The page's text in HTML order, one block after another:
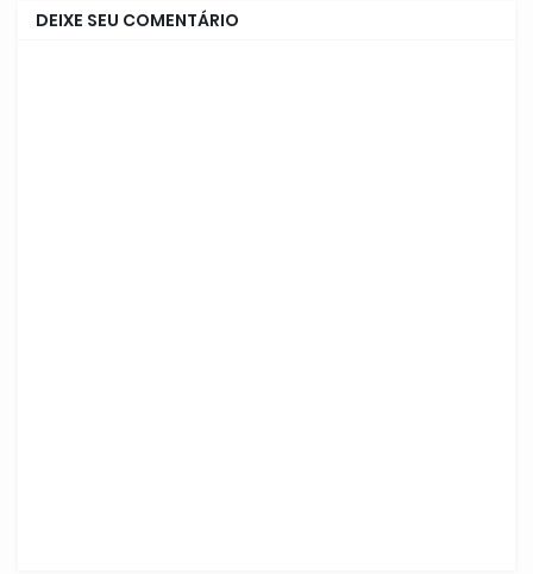
DEIXE SEU COMENTÁRIO